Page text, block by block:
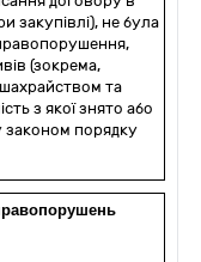
закупівлі), не була
(зокрема,
та
з якої знято або
порядку